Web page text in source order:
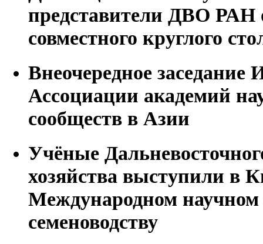
представители ДВО РАН
совместного круглого
Внеочередное заседание
Ассоциации академий
сообществ в Азии
Учёные
хозяйства выступили в
Международном
семеноводству